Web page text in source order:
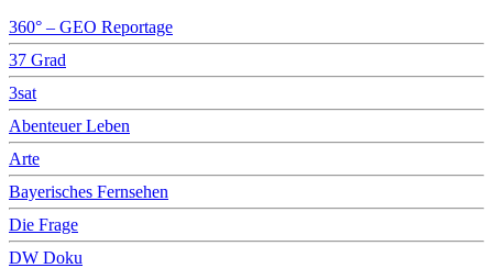
360° – GEO Reportage
37 Grad
3sat
Abenteuer Leben
Arte
Bayerisches Fernsehen
Die Frage
DW Doku